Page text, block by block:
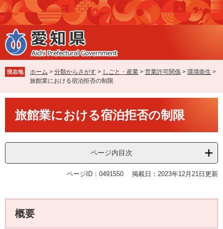
ペ
ー
ジ
の
先
で
す
メ
ニ
ュ
ー
を
ば
し
本
現在地 ホーム > 分類からさがす > しごと・産業 > 営業許可関係 > 環境衛生 >
旅館業における宿泊拒否の制限
旅館業における宿泊拒否の制限
ページ内目次
ページID：0491550 掲載日：2023年12月21日更新
概要